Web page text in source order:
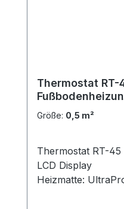
Thermostat
Fliesen 0,5 m²
Größe: 0,5 m²
Thermostat RT-45
LCD Display
Heizmatte: